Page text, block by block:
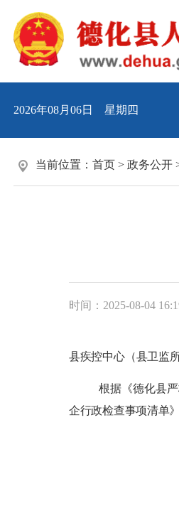
2026年08月06日 星期四
当前位置： 首页 > 政务公开
时间：2025-08-04
县疾控中心（县卫监
根据 《德化县
企行政检查事项清单》